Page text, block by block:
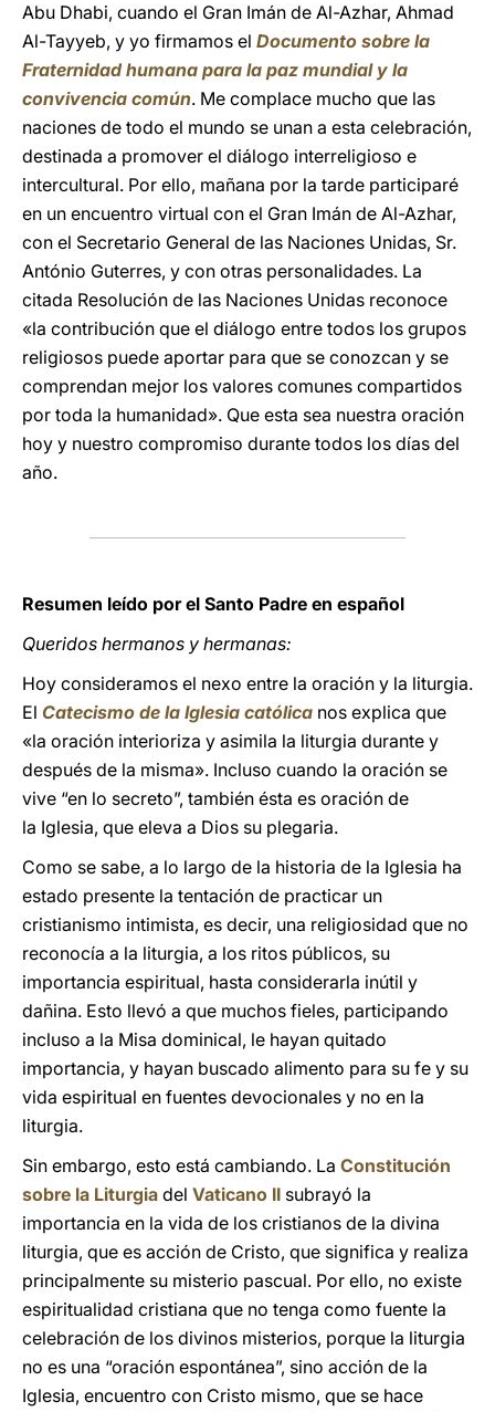
Abu Dhabi, cuando el Gran Imán de Al-Azhar, Ahmad
Al-Tayyeb, y yo firmamos el Documento sobre la
Fraternidad humana para la paz mundial y la
convivencia común. Me complace mucho que las
naciones de todo el mundo se unan a esta celebración,
destinada a promover el diálogo interreligioso e
intercultural. Por ello, mañana por la tarde participaré
en un encuentro virtual con el Gran Imán de Al-Azhar,
con el Secretario General de las Naciones Unidas, Sr.
António Guterres, y con otras personalidades. La
citada Resolución de las Naciones Unidas reconoce
«la contribución que el diálogo entre todos los grupos
religiosos puede aportar para que se conozcan y se
comprendan mejor los valores comunes compartidos
por toda la humanidad». Que esta sea nuestra oración
hoy y nuestro compromiso durante todos los días del
año.
Resumen leído por el Santo Padre en español
Queridos hermanos y hermanas:
Hoy consideramos el nexo entre la oración y la liturgia.
El Catecismo de la Iglesia católica nos explica que
«la oración interioriza y asimila la liturgia durante y
después de la misma». Incluso cuando la oración se
vive “en lo secreto”, también ésta es oración de
la Iglesia, que eleva a Dios su plegaria.
Como se sabe, a lo largo de la historia de la Iglesia ha
estado presente la tentación de practicar un
cristianismo intimista, es decir, una religiosidad que no
reconocía a la liturgia, a los ritos públicos, su
importancia espiritual, hasta considerarla inútil y
dañina. Esto llevó a que muchos fieles, participando
incluso a la Misa dominical, le hayan quitado
importancia, y hayan buscado alimento para su fe y su
vida espiritual en fuentes devocionales y no en la
liturgia.
Sin embargo, esto está cambiando. La Constitución
sobre la Liturgia del Vaticano II subrayó la
importancia en la vida de los cristianos de la divina
liturgia, que es acción de Cristo, que significa y realiza
principalmente su misterio pascual. Por ello, no existe
espiritualidad cristiana que no tenga como fuente la
celebración de los divinos misterios, porque la liturgia
no es una “oración espontánea”, sino acción de la
Iglesia, encuentro con Cristo mismo, que se hace